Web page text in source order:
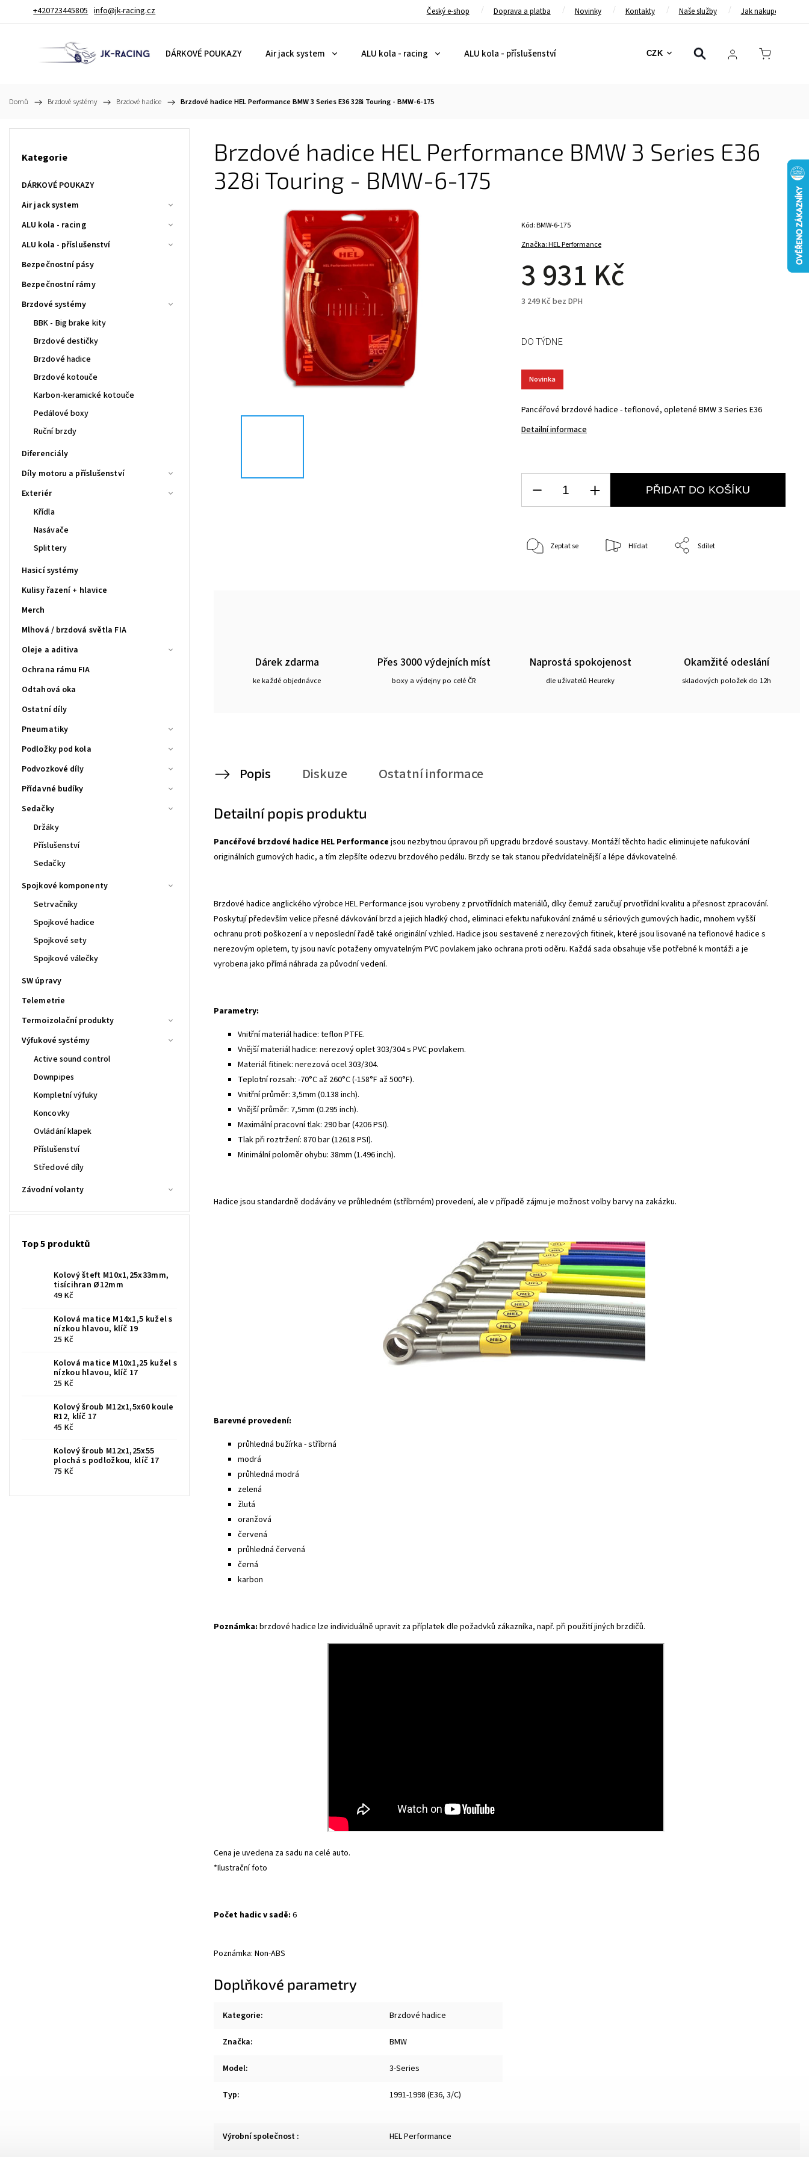
+420723445805 info@jk-racing.cz Český e-shop Doprava a platba Novinky Kontakty Naše služby Jak nakupovat
CZK
DÁRKOVÉ POUKAZY Air jack system ALU kola - racing ALU kola - příslušenství Bezpečnostní pásy Bezpečnostní rámy
Domů / Brzdové systémy / Brzdové hadice / Brzdové hadice HEL Performance BMW 3 Series E36 328i Touring - BMW-6-175
Kategorie
DÁRKOVÉ POUKAZY
Air jack system
ALU kola - racing
ALU kola - příslušenství
Bezpečnostní pásy
Bezpečnostní rámy
Brzdové systémy
BBK - Big brake kity
Brzdové destičky
Brzdové hadice
Brzdové kotouče
Karbon-keramické kotouče
Pedálové boxy
Ruční brzdy
Diferenciály
Díly motoru a příslušenství
Exteriér
Křídla
Nasávače
Splittery
Hasicí systémy
Kulisy řazení + hlavice
Merch
Mlhová / brzdová světla FIA
Oleje a aditiva
Ochrana rámu FIA
Odtahová oka
Ostatní díly
Pneumatiky
Podložky pod kola
Podvozkové díly
Přídavné budíky
Sedačky
Držáky
Příslušenství
Sedačky
Spojkové komponenty
Setrvačníky
Spojkové hadice
Spojkové sety
Spojkové válečky
SW úpravy
Telemetrie
Termoizolační produkty
Výfukové systémy
Active sound control
Downpipes
Kompletní výfuky
Koncovky
Ovládání klapek
Příslušenství
Středové díly
Závodní volanty
Top 5 produktů
Kolový šteft M10x1,25x33mm,
tisícihran Ø12mm
49 Kč
Kolová matice M14x1,5 kužel s
nízkou hlavou, klíč 19
25 Kč
Kolová matice M10x1,25 kužel s
nízkou hlavou, klíč 17
25 Kč
Kolový šroub M12x1,5x60 koule
R12, klíč 17
45 Kč
Kolový šroub M12x1,25x55
plochá s podložkou, klíč 17
75 Kč
Brzdové hadice HEL Performance BMW 3 Series E36
328i Touring - BMW-6-175
Značka:HEL Performance
3 931 Kč
3 249 Kč bez DPH
Kód:BMW-6-175
Pancéřové brzdové hadice - teflonové, opletené BMW 3 Series E36
Detailní informace
Novinka
DO TÝDNE
PŘIDAT DO KOŠÍKU
Zeptat se Hlídat Sdílet
Dárek zdarma
ke každé objednávce
Přes 3000 výdejních míst
boxy a výdejny po celé ČR
Naprostá spokojenost
dle uživatelů Heureky
Okamžité odeslání
skladových položek do 12h
Popis Diskuze Ostatní informace
Detailní popis produktu
Pancéřové brzdové hadice HEL Performance jsou nezbytnou úpravou při upgradu brzdové soustavy. Montáží těchto hadic eliminujete nafukování
originálních gumových hadic, a tím zlepšíte odezvu brzdového pedálu. Brzdy se tak stanou předvídatelnější a lépe dávkovatelné.
Brzdové hadice anglického výrobce HEL Performance jsou vyrobeny z prvotřídních materiálů, díky čemuž zaručují prvotřídní kvalitu a přesnost zpracování.
Poskytují především velice přesné dávkování brzd a jejich hladký chod, eliminaci efektu nafukování známé u sériových gumových hadic, mnohem vyšší
ochranu proti poškození a v neposlední řadě také originální vzhled. Hadice jsou sestavené z nerezových fitinek, které jsou lisované na teflonové hadice s
nerezovým opletem, ty jsou navíc potaženy omyvatelným PVC povlakem jako ochrana proti oděru. Každá sada obsahuje vše potřebné k montáži a je
vyrobena jako přímá náhrada za původní vedení.
Parametry:
Vnitřní materiál hadice: teflon PTFE.
Vnější materiál hadice: nerezový oplet 303/304 s PVC povlakem.
Materiál fitinek: nerezová ocel 303/304.
Teplotní rozsah: -70°C až 260°C (-158°F až 500°F).
Vnitřní průměr: 3,5mm (0.138 inch).
Vnější průměr: 7,5mm (0.295 inch).
Maximální pracovní tlak: 290 bar (4206 PSI).
Tlak při roztržení: 870 bar (12618 PSI).
Minimální poloměr ohybu: 38mm (1.496 inch).
Hadice jsou standardně dodávány ve průhledném (stříbrném) provedení, ale v případě zájmu je možnost volby barvy na zakázku.
Barevné provedení:
průhledná bužírka - stříbrná
modrá
průhledná modrá
zelená
žlutá
oranžová
červená
průhledná červená
černá
karbon
Poznámka: brzdové hadice lze individuálně upravit za příplatek dle požadvků zákazníka, např. při použití jiných brzdičů.
Cena je uvedena za sadu na celé auto.
*Ilustrační foto
Počet hadic v sadě: 6
Poznámka: Non-ABS
Doplňkové parametry
Kategorie: Brzdové hadice
Značka: BMW
Model: 3-Series
Typ: 1991-1998 (E36, 3/C)
Výrobní společnost : HEL Performance